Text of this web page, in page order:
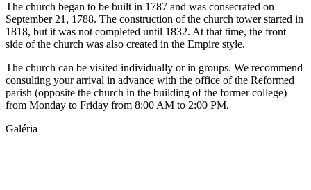
The church began to be built in 1787 and was consecrated on
September 21, 1788. The construction of the church tower started in
1818, but it was not completed until 1832. At that time, the front
side of the church was also created in the Empire style.
The church can be visited individually or in groups. We recommend
consulting your arrival in advance with the office of the Reformed
parish (opposite the church in the building of the former college)
from Monday to Friday from 8:00 AM to 2:00 PM.
Galéria